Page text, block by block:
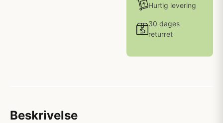
Hurtig levering
30 dages
returret
Beskrivelse